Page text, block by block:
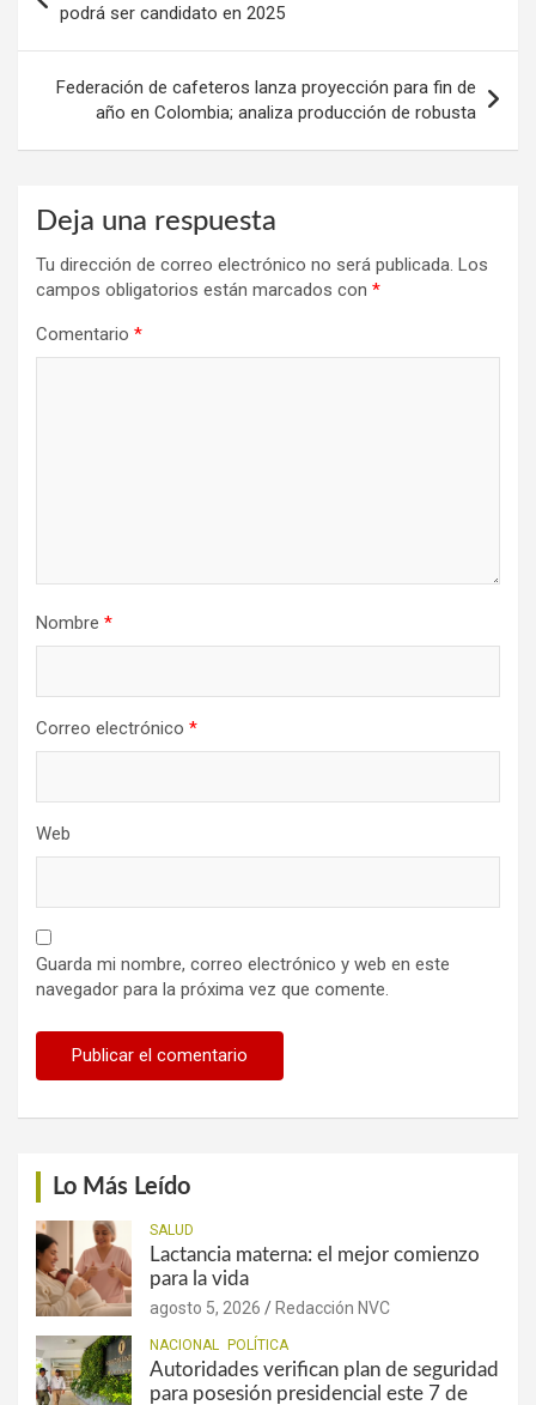
de
entradas
podrá ser candidato en 2025
Federación de cafeteros lanza proyección para fin de
año en Colombia; analiza producción de robusta
Deja una respuesta
Tu dirección de correo electrónico no será publicada. Los
campos obligatorios están marcados con *
Comentario *
Nombre *
Correo electrónico *
Web
Guarda mi nombre, correo electrónico y web en este
navegador para la próxima vez que comente.
Lo Más Leído
SALUD
Lactancia materna: el mejor comienzo
para la vida
agosto 5, 2026 Redacción NVC
NACIONAL POLÍTICA
Autoridades verifican plan de seguridad
para posesión presidencial este 7 de